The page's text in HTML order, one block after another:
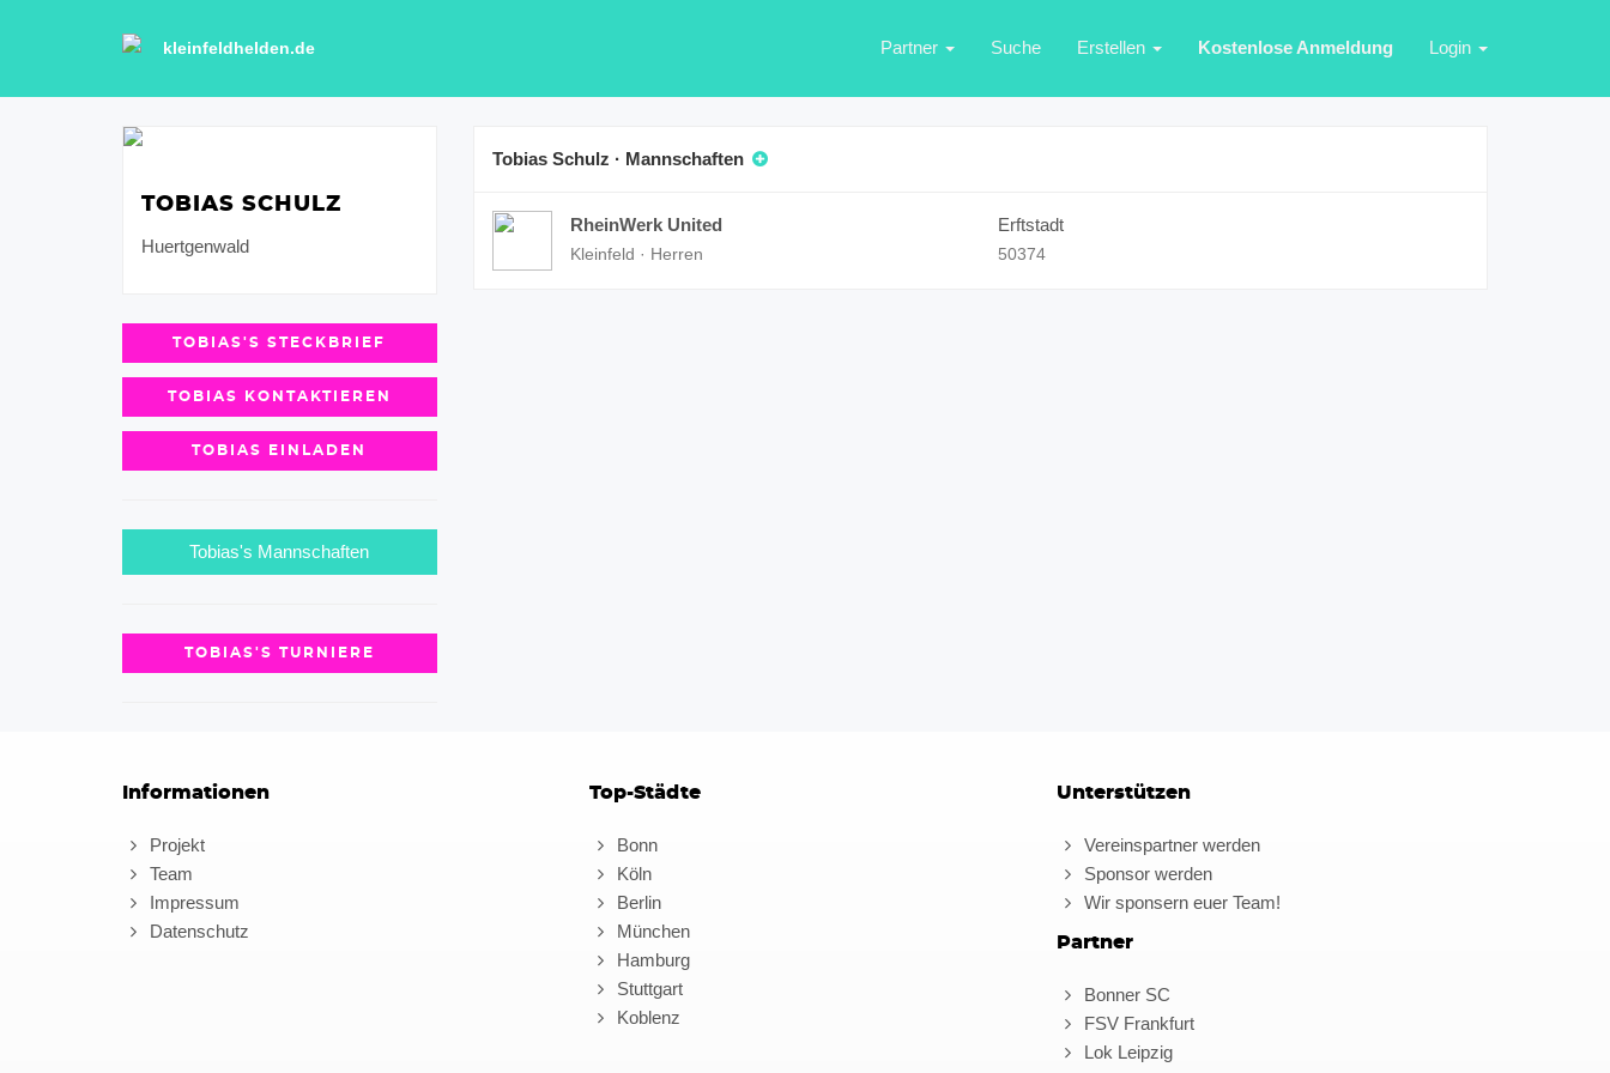
kleinfeldhelden.de Partner Suche Erstellen Kostenlose Anmeldung Login
TOBIAS SCHULZ
Huertgenwald
TOBIAS'S STECKBRIEF
TOBIAS KONTAKTIEREN
TOBIAS EINLADEN
Tobias's Mannschaften
TOBIAS'S TURNIERE
Tobias Schulz · Mannschaften
RheinWerk United
Kleinfeld · Herren
Erftstadt
50374
Informationen
Projekt
Team
Impressum
Datenschutz
Top-Städte
Bonn
Köln
Berlin
München
Hamburg
Stuttgart
Koblenz
Unterstützen
Vereinspartner werden
Sponsor werden
Wir sponsern euer Team!
Partner
Bonner SC
FSV Frankfurt
Lok Leipzig